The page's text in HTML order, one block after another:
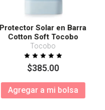
Protector Solar en Barra
Cotton Soft Tocobo
SPF50+ PA++++
Tocobo
$385.00
Agregar a mi bolsa